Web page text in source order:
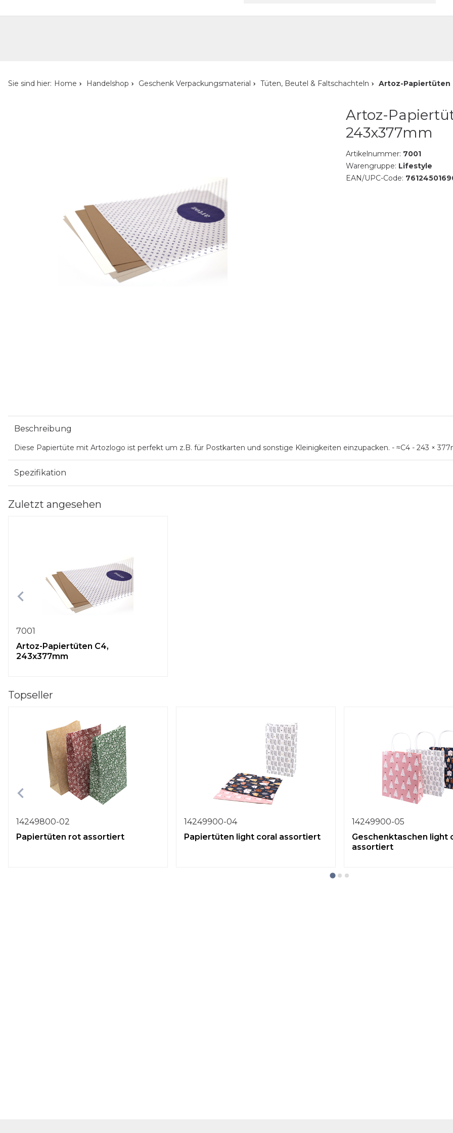
Sie sind hier: Home Handelshop Geschenk Verpackungsmaterial Tüten, Beutel & Faltschachteln Artoz-Papiertüten
Artoz-
243x377mm
Artikelnummer: 7001
Warengruppe: Lifestyle
EAN/UPC-Code:
Beschreibung
Diese Papiertüte mit Artozlogo ist perfekt um z.B. für Postkarten und sonstige Kleinigkeiten einzupacken. - ≈C4 - 243 ×
Spezifikation
Zuletzt angesehen
7001
Artoz-Papiertüten C4,
243x377mm
Topseller
14249800-02
Papiertüten rot assortiert
14249900-04
Papiertüten light coral assortiert
14249900-05
Geschenktaschen light
assortiert